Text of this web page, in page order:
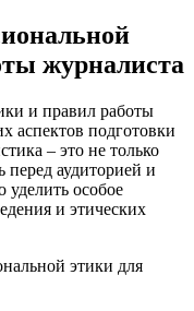
журналиста
и правил работы
аспектов подготовки
– это не только
перед аудиторией и
особое
и этических
этики для